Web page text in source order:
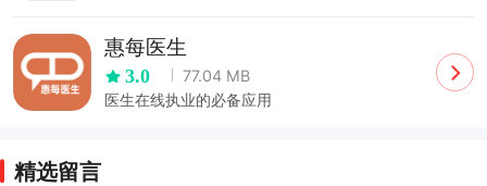
惠每医生
3.0
77.04 MB
医生在线执业的必备应用
精选留言